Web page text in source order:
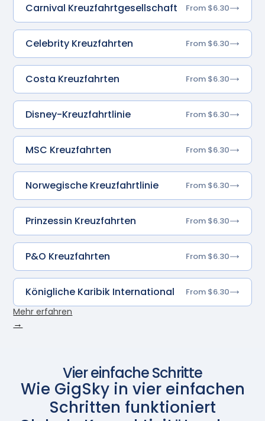
Carnival Kreuzfahrtgesellschaft From $6.30
Celebrity Kreuzfahrten From $6.30
Costa Kreuzfahrten From $6.30
Disney-Kreuzfahrtlinie From $6.30
MSC Kreuzfahrten From $6.30
Norwegische Kreuzfahrtlinie From $6.30
Prinzessin Kreuzfahrten From $6.30
P&O Kreuzfahrten From $6.30
Königliche Karibik International From $6.30
Mehr erfahren
→
Vier einfache Schritte
Wie GigSky in vier einfachen
Schritten funktioniert